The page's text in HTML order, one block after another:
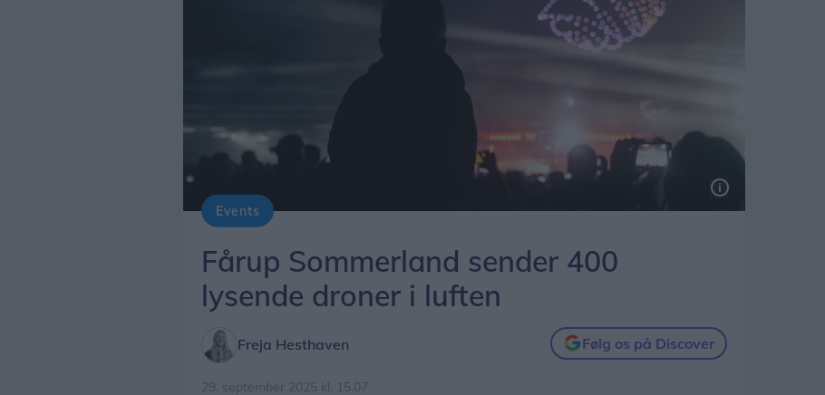
Events
Fårup Sommerland sender 400
lysende droner i luften
Freja Hesthaven Følg os på Discover
29. september 2025 kl. 15.07